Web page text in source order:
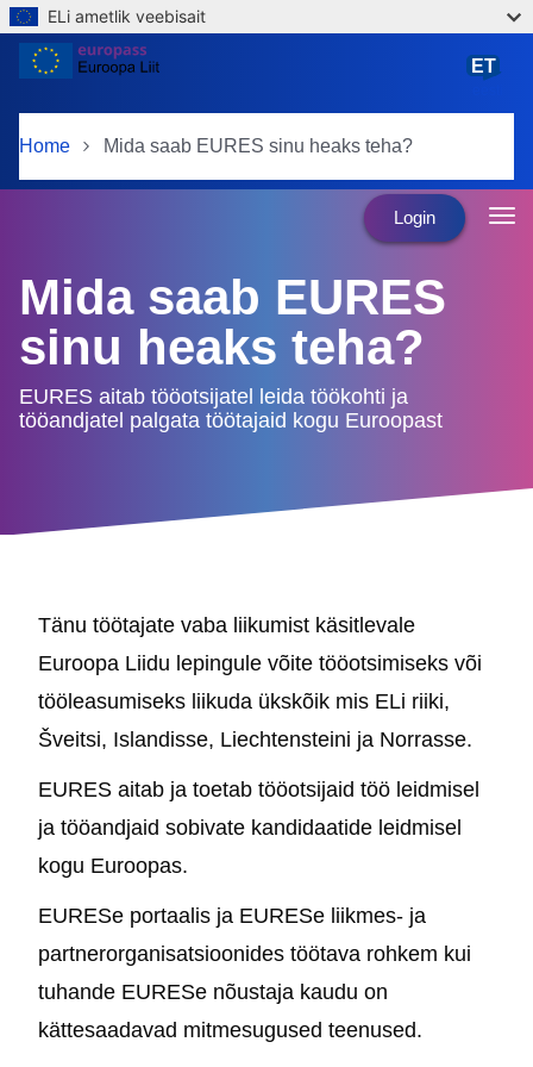
Skip to main content
ELi ametlik veebisait
Home Mida saab EURES sinu heaks teha?
ET
Login
Mida saab EURES
sinu heaks teha?
EURES aitab tööotsijatel leida töökohti ja
tööandjatel palgata töötajaid kogu Euroopast
Tänu töötajate vaba liikumist käsitlevale
Euroopa Liidu lepingule võite tööotsimiseks või
tööleasumiseks liikuda ükskõik mis ELi riiki,
Šveitsi, Islandisse, Liechtensteini ja Norrasse.
EURES aitab ja toetab tööotsijaid töö leidmisel
ja tööandjaid sobivate kandidaatide leidmisel
kogu Euroopas.
EURESe portaalis ja EURESe liikmes- ja
partnerorganisatsioonides töötava rohkem kui
tuhande EURESe nõustaja kaudu on
kättesaadavad mitmesugused teenused.